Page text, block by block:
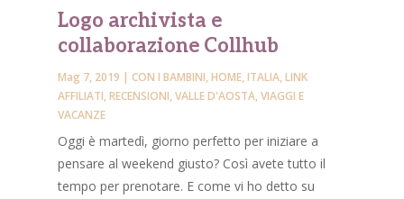
Logo archivista e
collaborazione Collhub
Mag 7, 2019 | CON I BAMBINI,HOME,ITALIA,LINK
AFFILIATI,RECENSIONI,VALLE D'AOSTA,VIAGGI E
VACANZE
Oggi è martedì, giorno perfetto per iniziare a
pensare al weekend giusto? Così avete tutto il
tempo per prenotare. E come vi ho detto su